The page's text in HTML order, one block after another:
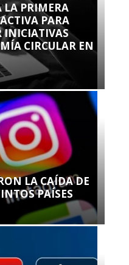
LA PRIMERA
PARA
INICIATIVAS
CIRCULAR EN
LA CAÍDA DE
PAÍSES